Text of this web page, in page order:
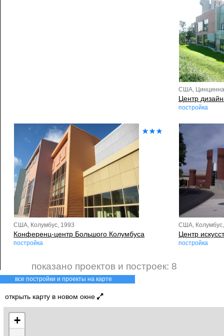
США,
Центр
постройка
США, Колумбус, 1993
Конференц-центр Большого Колумбуса
постройка
США,
Центр
постройка
показано проектов и построек: 8
все постройки и проекты на карте
открыть карту в новом окне
+